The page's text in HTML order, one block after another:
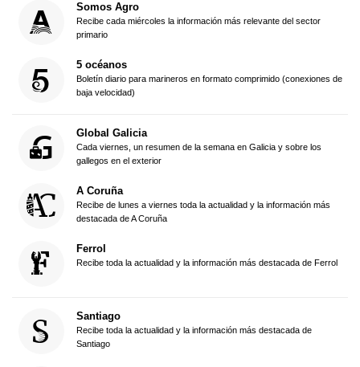
Somos Agro
Recibe cada miércoles la información más relevante del sector
primario
5 océanos
Boletín diario para marineros en formato comprimido (conexiones de
baja velocidad)
Global Galicia
Cada viernes, un resumen de la semana en Galicia y sobre los
gallegos en el exterior
A Coruña
Recibe de lunes a viernes toda la actualidad y la información más
destacada de A Coruña
Ferrol
Recibe toda la actualidad y la información más destacada de Ferrol
Santiago
Recibe toda la actualidad y la información más destacada de
Santiago